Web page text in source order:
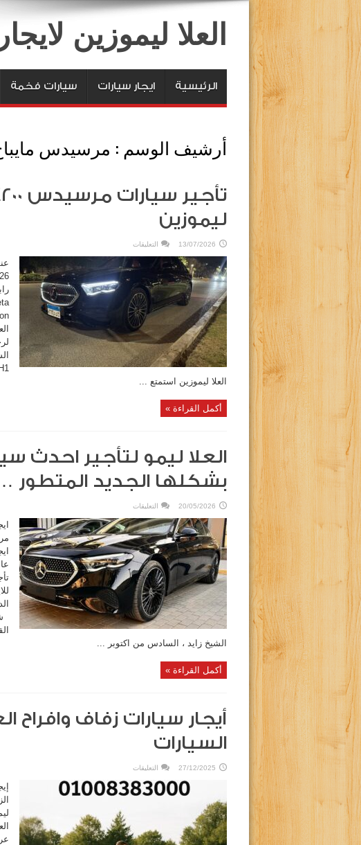
العلا ليموزين
الرئيسية ايجار سيارات سيارات فخمة
أرشيف الوسم : مرسيدس
ليموزين
13/07/2026 التعليقات
سيارات
مرسيدس
E200
بالسائق
2026
العلا
ليموزين
مغلقة
العلا ليموزين استمتع ...
أكمل القراءة »
بشكلها الجديد المتطور
20/05/2026 التعليقات
ليمو
لتأجير
احدث
سيارات
مرسيدس
2026
بشكلها
الجديد
المتطور
……
مغلقة
الشيخ زايد ، السادس من اكتوبر ...
أكمل القراءة »
أيجار سيارات زفاف وافراح
السيارات
27/12/2025 التعليقات
سيارات
زفاف
وافراح
ليموزين
لتاجير
السيارات
مغلقة